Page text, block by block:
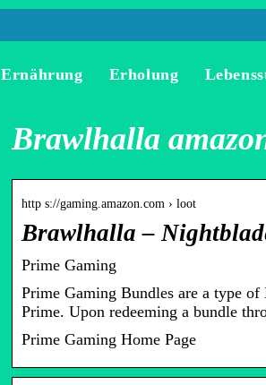
Ernährung Erholung
Brawlhalla
http s://gaming.amazon.com › loot
Brawlhalla –
Prime Gaming
Prime Gaming Bundles are a type
Prime. Upon redeeming a bundle
Prime Gaming Home Page